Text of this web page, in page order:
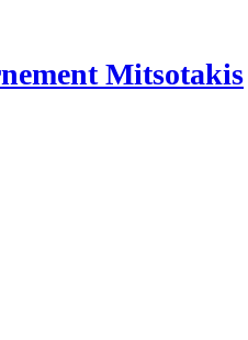
Mitsotakis